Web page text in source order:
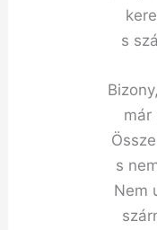
s
már
s
Nem